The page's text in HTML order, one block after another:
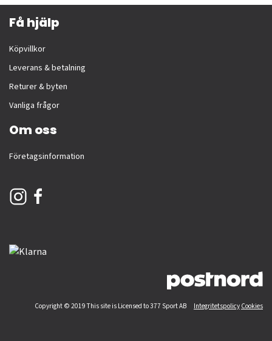
Få hjälp
Köpvillkor
Leverans & betalning
Returer & byten
Vanliga frågor
Om oss
Företagsinformation
Copyright © 2019 This site is Licensed to 377 Sport AB Integritetspolicy Cookies